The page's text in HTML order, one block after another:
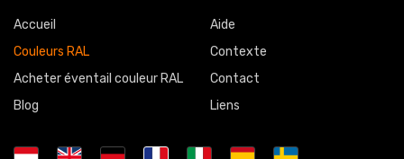
Accueil
Couleurs RAL
Acheter éventail couleur RAL
Blog
Aide
Contexte
Contact
Liens